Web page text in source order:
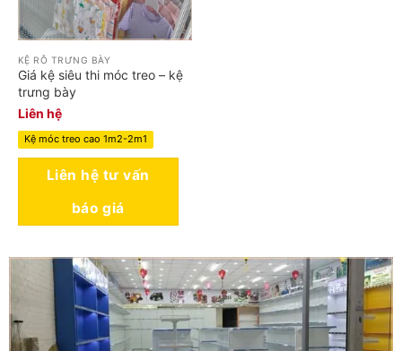
KỆ RỖ TRƯNG BÀY
Giá kệ siêu thi móc treo – kệ
trưng bày
Liên hệ
Kệ móc treo cao 1m2-2m1
Liên hệ tư vấn
báo giá